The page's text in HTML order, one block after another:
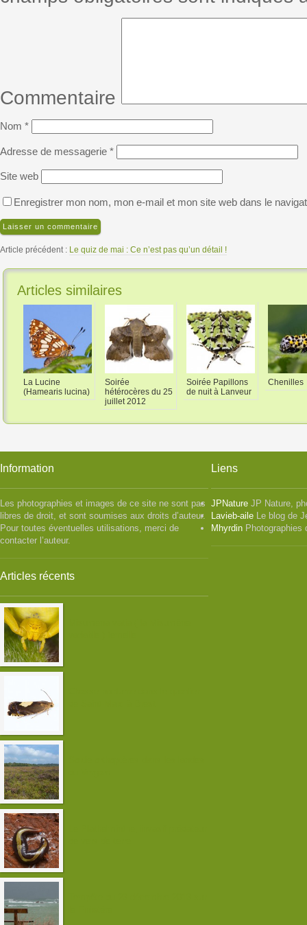
Commentaire
Nom *
Adresse de messagerie *
Site web
Enregistrer mon nom, mon e-mail et mon site web dans le
Article précédent : Le quiz de mai : Ce n’est pas qu’un détail !
Articles similaires
La Lucine
(Hamearis lucina)
Soirée
hétérocères du 25
juillet 2012
Soirée Papillons
de nuit à Lanveur
Chenilles
Information
Les photographies et images de ce site ne sont pas
libres de droit, et sont soumises aux droits d’auteur.
Pour toutes éventuelles utilisations, merci de
contacter l’auteur.
Articles récents
Liens
JPNatureJP Nature,
Lavieb-aileLe blog de
MhyrdinPhotographies